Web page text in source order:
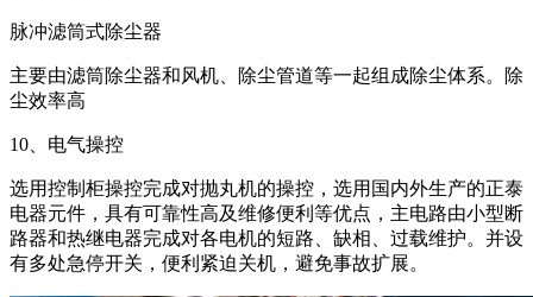
脉冲滤筒式除尘器
主要由滤筒除尘器和风机、除尘管道等一起组成除尘体系。除
尘效率高
10、电气操控
选用控制柜操控完成对抛丸机的操控，选用国内外生产的正泰
电器元件，具有可靠性高及维修便利等优点，主电路由小型断
路器和热继电器完成对各电机的短路、缺相、过载维护。并设
有多处急停开关，便利紧迫关机，避免事故扩展。